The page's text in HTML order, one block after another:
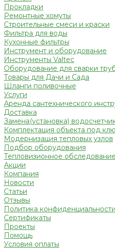
Прокладки
Ремонтные хомуты
Строительные смеси и краски
Фильтра для воды
Кухонные фильтры
Инструмент и оборудование
Инструменты Valtec
Оборудование для сварки
Товары для Дачи и Сада
Шланги поливочные
Услуги
Аренда сантехнического
Доставка
Замена(установка)
Комплектация объекта под
Модернизация тепловых узлов
Подбор оборудования
Тепловизионное
Акции
Компания
Новости
Статьи
Отзывы
Политика конфиденциальности
Сертификаты
Проекты
Помощь
Условия оплаты